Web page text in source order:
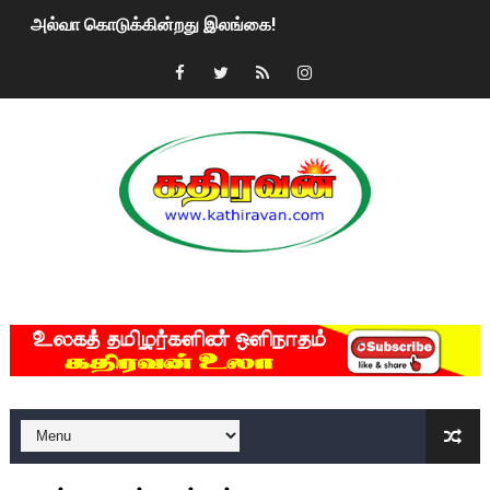
அல்வா கொடுக்கின்றது இலங்கை!
2ஆம் நாள் உக்ரைன் யுத்தம்!! எங்களைத் தனிமையில்
மகிந்த ராஜபக்சே பதவி விலக திட்டம்?
ரவுடி பேபிக்கு நடந்த தரமான சம்பவம்.. ஆபாச வீடியோக்களால்
குண்டை தூக்கிப்போட்ட ஆய்வு…. இந்தியாவின் “கோவிஷீல்டு”
யாழில் தமிழின தலைவர் பிரபாகரனின் பிறந்தநாளை
ஏர்போர்ட்டில் உதைத்த நபர் யார், என்ன நடந்தது?: உண்மையை
சீனா இலங்கையிடம் 8 மில்லியன் அமெரிக்க டொலர் நட்டஈடு